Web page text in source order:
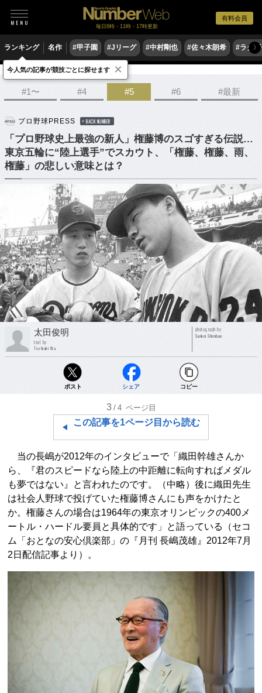
有料会員
毎日6時・11時・17時更新
ランキング 名作 #甲子園 #Jリーグ #中村剛也 #佐々木朗希 #ラグ〉
野球 プロ野球
#1〜 #4 #5 #6 #最新
プロ野球PRESS BACK NUMBER
「プロ野球史上最強の新人」権藤博のスゴすぎる伝説…
東京五輪に“陸上選手”でスカウト、「権藤、権藤、雨、
権藤」の悲しい意味とは？
太田俊明
text by
Toshiaki Ota
photograph by
Sankei Shimbun
ポスト シェア コピー
3 /4 ページ目
この記事を1ページ目から読む
当の長嶋が2012年のインタビューで「織田幹雄さんか
ら、『君のスピードなら陸上の中距離に転向すればメダル
も夢ではない』と言われたのです。（中略）後に織田先生
は社会人野球で投げていた権藤博さんにも声をかけたと
か。権藤さんの場合は1964年の東京オリンピックの400メ
ートル・ハードル要員と具体的です」と語っている（セコ
ム「おとなの安心倶楽部」の『月刊 長嶋茂雄』2012年7月
2日配信記事より）。
今人気の記事が競技ごとに探せます ×